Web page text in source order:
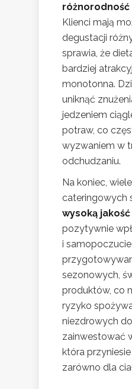
różnorodność
Klienci mają
degustacji
sprawia, że
bardziej
monotonna.
uniknąć
jedzeniem
potraw, co
wyzwaniem w
odchudzaniu.
Na koniec,
cateringowych
wysoką
pozytywnie
i samopoczucie
sezonowych,
produktów, co
ryzyko
niezdrowych
zainwestować
która
zarówno dla